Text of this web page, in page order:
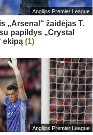
Anglijos Premier League
„Arsenal“ žaidėjas T.
papildys „Crystal
ekipą (1)
Anglijos Premier League